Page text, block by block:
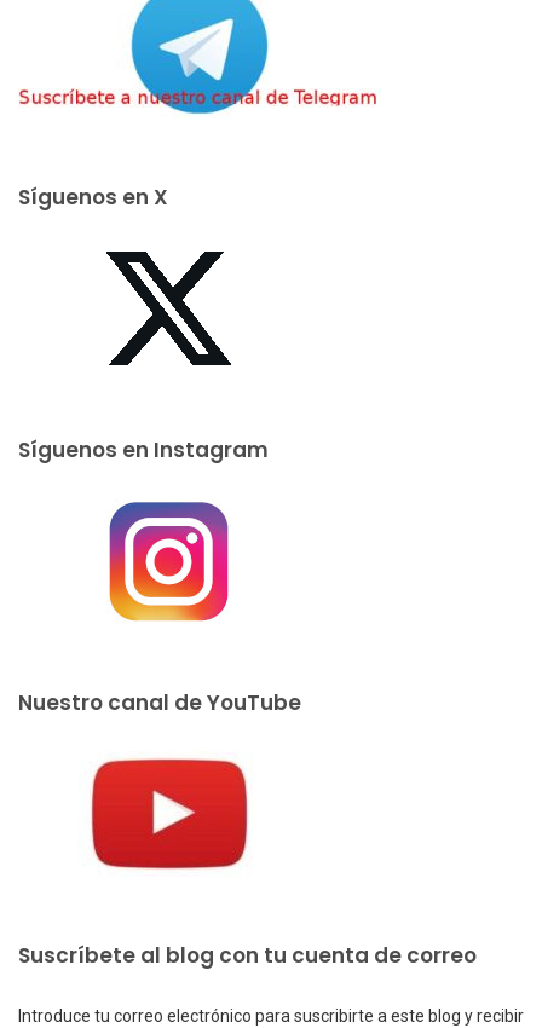
Síguenos en X
Síguenos en Instagram
Nuestro canal de YouTube
Suscríbete al blog con tu cuenta de correo
Introduce tu correo electrónico para suscribirte a este blog y recibir